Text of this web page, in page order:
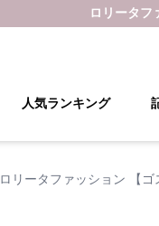
ロリータフ
人気ランキング
ロリータファッション 【